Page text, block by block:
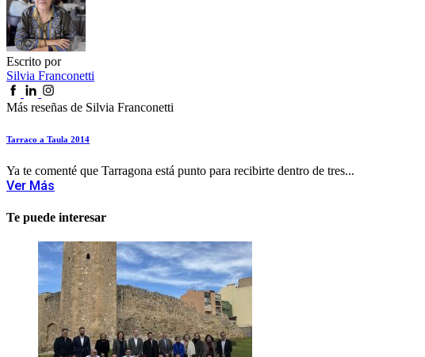
Escrito por
Silvia Franconetti
Más reseñas de Silvia Franconetti
Tarraco a Taula 2014
Ya te comenté que Tarragona está punto para recibirte dentro de tres...
Ver Más
Te puede interesar